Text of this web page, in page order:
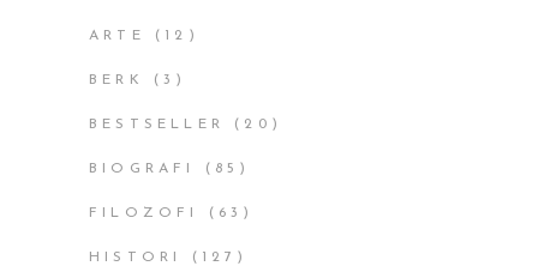
ARTE (12)
BERK (3)
BESTSELLER (20)
BIOGRAFI (85)
FILOZOFI (63)
HISTORI (127)